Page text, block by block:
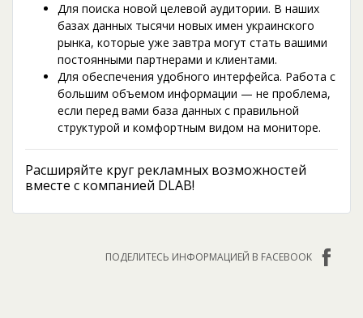
Для поиска новой целевой аудитории. В наших
базах данных тысячи новых имен украинского
рынка, которые уже завтра могут стать вашими
постоянными партнерами и клиентами.
Для обеспечения удобного интерфейса. Работа с
большим объемом информации — не проблема,
если перед вами база данных с правильной
структурой и комфортным видом на мониторе.
Расширяйте круг рекламных возможностей
вместе с компанией DLAB!
ПОДЕЛИТЕСЬ ИНФОРМАЦИЕЙ В FACEBOOK